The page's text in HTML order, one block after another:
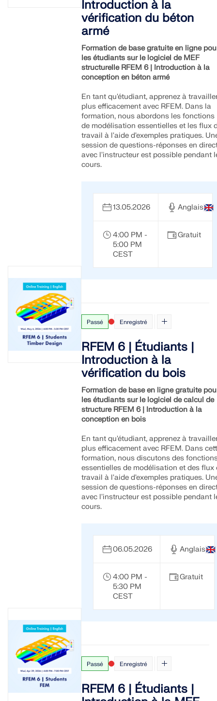
RWIND 3
Logiciel CFD pour souffleries numériques
En savoir plus
API Dlubal
Votre porte vers la modélisation paramétrique et
Objets de modèle
Abonnements & prix
Exemples
Analyse aux éléments finis pour les
assemblages en acier
Concevez et analysez des connexions en acier en
utilisant le CBFEM, conforme aux normes EN 1993‑1‑8 et
AISC 360, entièrement intégré dans RFEM 6 pour des
flux de travail structurels plus rapides et plus précis.
Le service en ligne Dlubal fournit des cartes de zones
pour la détermination rapide des charges de neige, des
vitesses de vent et des données sismiques.
ZONES DE CHARGE
OBTENIR DE L’ASSISTANCE
OBTENIR UNE VERSION GRATUITE
CONTACTER LE SUPPORT
Rejoignez un leader mondial des logiciels d'ingénierie et
faites passer votre carrière à un niveau supérieur.
DÉCOUVRIR LES OFFRES D’EMPLOI
Introduction à la
vérification du béton
armé
Formation de base gratuite en ligne
les étudiants sur le logiciel de MEF
structurelle RFEM 6 | Introduction à la
conception en béton armé
En tant qu'étudiant, apprenez à
plus efficacement avec RFEM. Dans la
formation, nous abordons les fonctions
de modélisation essentielles et les flux
travail à l'aide d'exemples pratiques.
session de questions-réponses en
avec l'instructeur est possible pendant
cours.
13.05.2026 Anglais
4:00 PM -
5:00 PM
CEST
Gratuit
Passé Enregistré
RFEM 6 | Étudiants |
Introduction à la
vérification du bois
Formation de base en ligne gratuite
les étudiants sur le logiciel de calcul de
structure RFEM 6 | Introduction à la
conception en bois
En tant qu'étudiant, apprenez à
plus efficacement avec RFEM. Dans
formation, nous discutons des
essentielles de modélisation et des flux
travail à l'aide d'exemples pratiques.
session de questions-réponses en
avec l'instructeur est possible pendant
cours.
06.05.2026 Anglais
4:00 PM -
5:30 PM
CEST
Gratuit
Passé Enregistré
RFEM 6 | Étudiants |